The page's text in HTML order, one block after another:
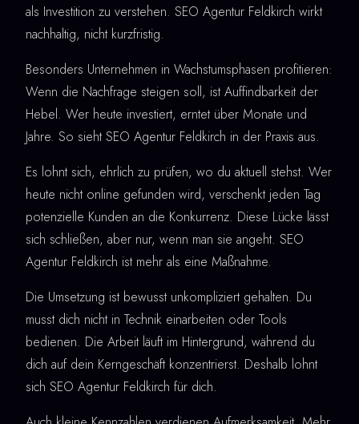
als Investition zu verstehen. SEO Agentur Feldkirch wirkt
nachhaltig, nicht kurzfristig.
Besonders Unternehmen in Wachstumsphasen profitieren:
Wenn die Nachfrage steigen soll, ist Auffindbarkeit der
Hebel. Wer heute investiert, erntet über Monate und
Jahre. So sieht SEO Agentur Feldkirch in der Praxis aus.
Es lohnt sich, ehrlich zu prüfen, wo du aktuell stehst. Wer
heute nicht online gefunden wird, verschenkt jeden Tag
potenzielle Kunden an die Konkurrenz. Diese Lücke lässt
sich schließen, aber nur, wenn man sie angeht. SEO
Agentur Feldkirch ist mehr als eine Maßnahme.
Die Umsetzung ist bewusst unkompliziert gehalten. Du
musst dich nicht in Technik einarbeiten oder Tools
bedienen. Die Arbeit läuft im Hintergrund, während du
dich auf dein Kerngeschäft konzentrierst. Deshalb lohnt
sich SEO Agentur Feldkirch für dich.